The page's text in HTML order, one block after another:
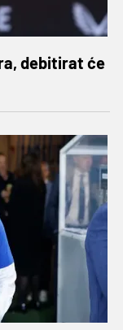
debitirat će